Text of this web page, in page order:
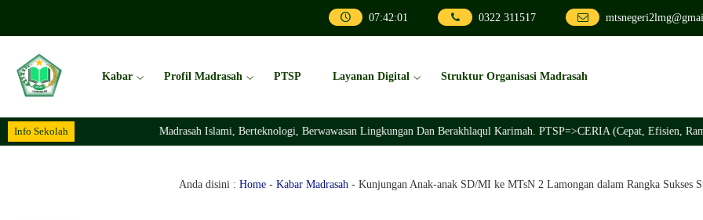
07:42:03 0322 311517
Kabar Profil Madrasah PTSP Layanan Digital Struktur Organisasi Madrasah
Info Sekolah Madrasah Islami, Berteknologi, Berwawasan Lingkungan Dan Berakhlaqul Karimah. PTSP=>CERIA (Cepat, Efisien, Ramah,
Anda disini : Home- Kabar Madrasah- Kunjungan Anak-anak SD/MI ke MTsN 2 Lamongan dalam Rangka Sukses